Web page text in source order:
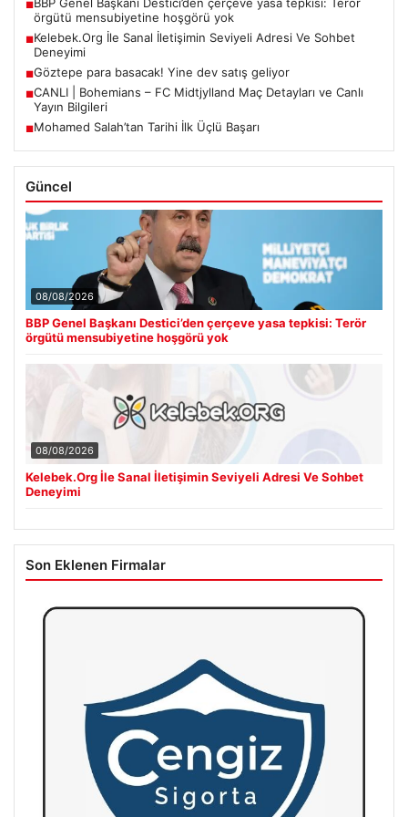
■
örgütü mensubiyetine hoşgörü yok
■Kelebek.Org İle Sanal İletişimin Seviyeli Adresi Ve Sohbet
Deneyimi
■Göztepe para basacak! Yine dev satış geliyor
■CANLI | Bohemians – FC Midtjylland Maç Detayları ve Canlı
Yayın Bilgileri
■Mohamed Salah’tan Tarihi İlk Üçlü Başarı
Güncel
08/08/2026
BBP Genel Başkanı Destici’den çerçeve yasa tepkisi: Terör
örgütü mensubiyetine hoşgörü yok
08/08/2026
Kelebek.Org İle Sanal İletişimin Seviyeli Adresi Ve Sohbet
Deneyimi
Son Eklenen Firmalar